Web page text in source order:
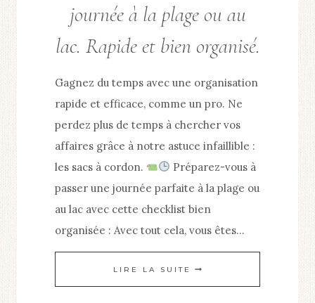
journée à la plage ou au
lac. Rapide et bien organisé.
Gagnez du temps avec une organisation
rapide et efficace, comme un pro. Ne
perdez plus de temps à chercher vos
affaires grâce à notre astuce infaillible :
les sacs à cordon.
Préparez-vous à
passer une journée parfaite à la plage ou
au lac avec cette checklist bien
organisée : Avec tout cela, vous êtes…
LIRE LA SUITE SE
PRÉPARER